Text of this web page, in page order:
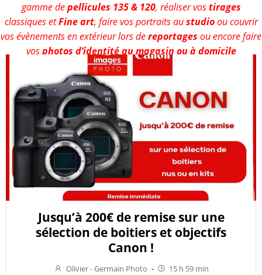
gamme depellicules 135 & 120, réaliser vostirages
classiques etFine art, faire vos portraits austudioou couvrir
vos évènements en extérieur lors dereportages ou encore faire
vosphotos d’identité au magasin ou à domicile
Jusqu’à 200€ de remise sur une
sélection de boitiers et objectifs
Canon !
Olivier - Germain Photo - 15 h 59 min